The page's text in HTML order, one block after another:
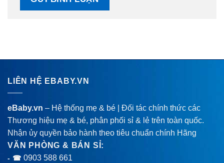
LIÊN HỆ EBABY.VN
eBaby.vn – Hệ thống mẹ & bé | Đối tác chính thức các
Thương hiệu mẹ & bé, phân phối sỉ & lẻ trên toàn quốc.
Nhận ủy quyền bảo hành theo tiêu chuẩn chính Hãng
VĂN PHÒNG & BÁN SỈ:
- ☎ 0903 588 661